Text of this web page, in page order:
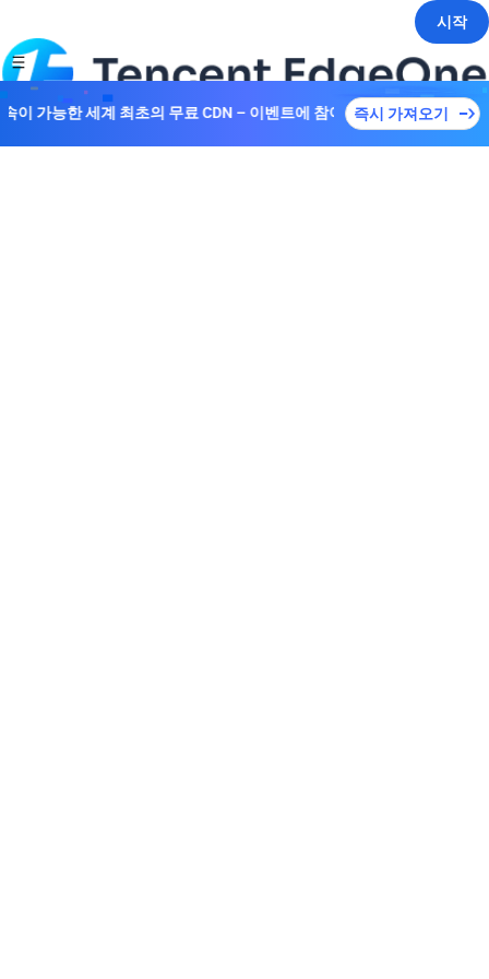
시작
이 가능한 세계 최초의 무료 CDN – 이벤트에 참여하여 다양한 플랜을解
즉시 가져오기